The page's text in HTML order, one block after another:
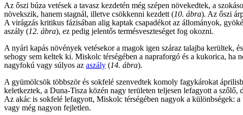
Az őszi búza vetések a tavasz kezdetén még szépen növekedtek, a
növekszik, hanem stagnál, illetve csökkenni kezdett (10. ábra). Az őszi
A virágzás kritikus fázisában alig kaptak csapadékot az állományok,
aszály (12. ábra), ez pedig jelentős termésveszteséget fog okozni.
A nyári kapás növények vetésekor a magok igen száraz talajba kerültek,
sehogy sem keltek ki. Miskolc térségében a napraforgó és a kukorica, ha
nagyfokú vagy súlyos az aszály (14. ábra).
A gyümölcsök többször és sokfelé szenvedtek komoly fagykárokat
keletkeztek, a Duna-Tisza közén nagy területen teljesen lefagyott a
Az akác is sokfelé lefagyott, Miskolc térségében nagyok a különbségek:
vagy még nagyon fejletlen.